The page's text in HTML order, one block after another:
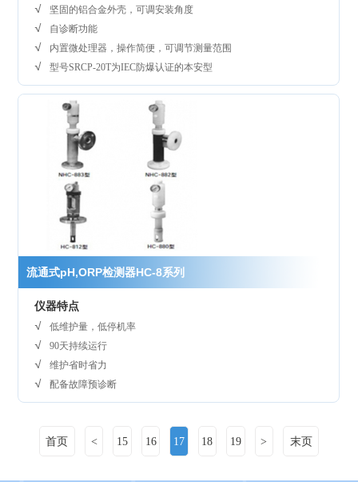
坚固的铝合金外壳，可调安装角度
自诊断功能
内置微处理器，操作简便，可调节测量范围
型号SRCP-20T为IEC防爆认证的本安型
流通式pH,ORP检测器HC-8系列
仪器特点
低维护量，低停机率
90天持续运行
维护省时省力
配备故障预诊断
首页 < 15 16 17 18 19 > 末页